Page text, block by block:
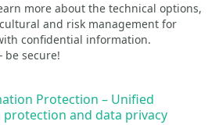
more about the technical options,
and risk management for
confidential information.
be secure!
Protection – Unified
and data privacy